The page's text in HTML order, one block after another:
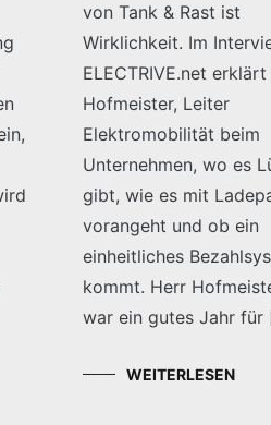
von Tank & Rast ist
Wirklichkeit. Im
ELECTRIVE.net
Hofmeister, Leiter
Elektromobilität beim
Unternehmen, wo es
gibt, wie es mit
vorangeht und ob ein
einheitliches
kommt. Herr
war ein gutes Jahr
WEITERLESEN